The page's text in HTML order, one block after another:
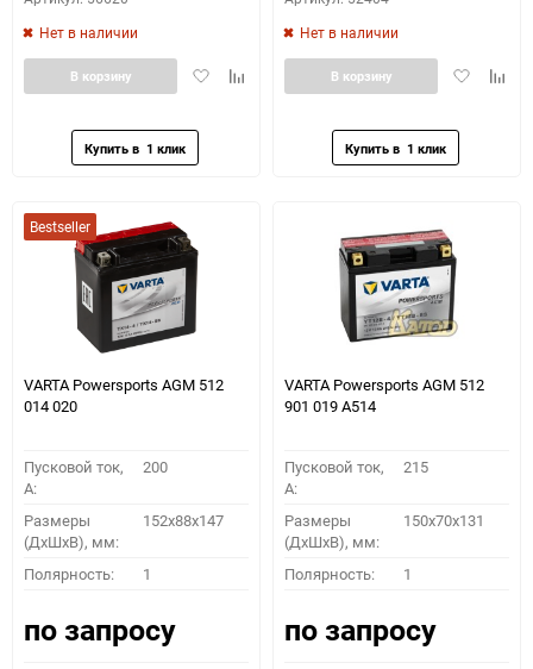
Нет в наличии
ДобавитьДобавить
В корзину
Нет в наличии
Добавить
В корзину
Bestseller
VARTA Powersports AGM 512
014 020
Пусковой ток,
A:
200
Размеры
(ДхШхВ), мм:
152x88x147
Полярность: 1
по запросу
VARTA Powersports AGM 512
901 019 A514
Пусковой ток,
A:
215
Размеры
(ДхШхВ), мм:
150x70x131
Полярность: 1
по запросу